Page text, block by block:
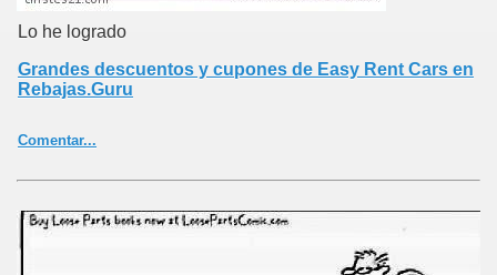
Lo he logrado
Grandes descuentos y cupones de Easy Rent Cars en
Rebajas.Guru
Comentar...